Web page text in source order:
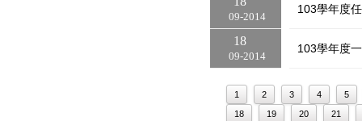
09 2014
103學年度
09 2014
18
103學年度
1 2 3 4
5
18
19 20
21